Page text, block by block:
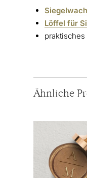
Löffel für
praktisches
Ähnliche